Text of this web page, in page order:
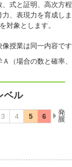
、式と証明、高次方
力、表現力を育成し
対象とします。
授業は同一内容です
Ａ（場合の数と確率
ベル